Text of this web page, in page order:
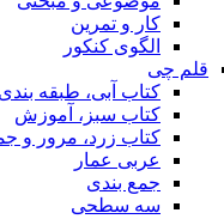
کار و تمرین
الگوی کنکور
قلم چی
کتاب آبی، طبقه
کتاب سبز، آموزش
کتاب زرد، مرور و
عربی عمار
جمع بندی
سه سطحی